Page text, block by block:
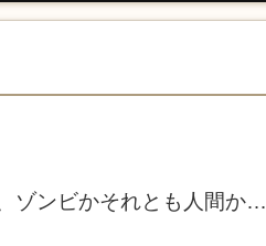
ゾンビかそれとも人間か…